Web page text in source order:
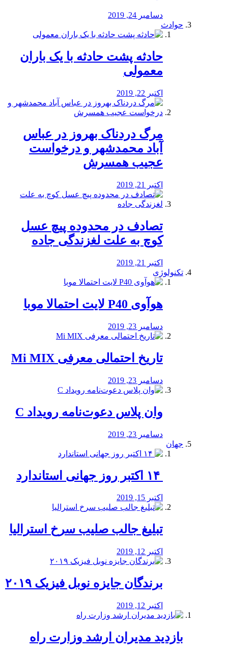
دسامبر 24, 2019
حوادث
️حادثه پشت حادثه با یک باران
معمولی
اکتبر 22, 2019
مرگ دردناک بهروز در عباس
آباد محمدشهر و درخواست
عجیب همسرش
اکتبر 21, 2019
تصادف در محدوده پیچ عسل
کوچ به علت لغزندگی جاده
اکتبر 21, 2019
تکنولوژی
هوآوی P40 لایت احتمالا موبا
دسامبر 23, 2019
تاریخ احتمالی معرفی Mi MIX
دسامبر 23, 2019
وان پلاس دعوت‌نامه رویداد C
دسامبر 23, 2019
جهان
اکتبر 15, 2019
تبلیغ جالب صلیب سرخ استرالیا
اکتبر 12, 2019
برندگان جایزه نوبل فیزیک ۲۰۱۹
اکتبر 12, 2019
بازدید مدیران ارشد وزارت راه